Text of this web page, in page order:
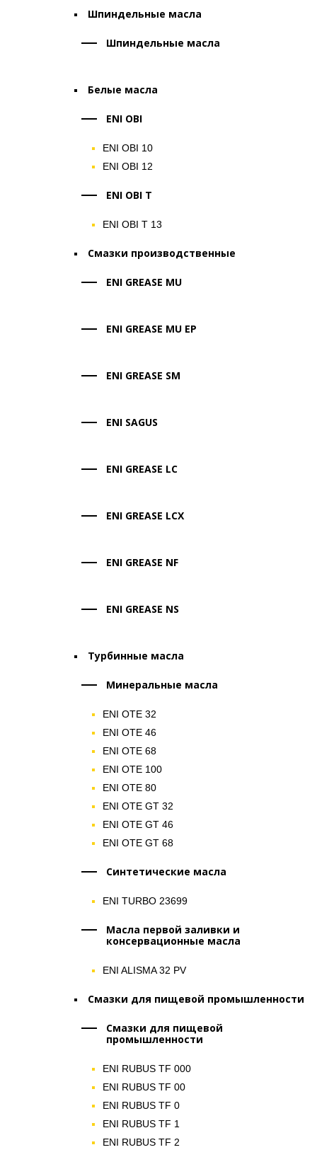
Шпиндельные масла
Шпиндельные масла
Белые масла
ENI OBI
ENI OBI 10
ENI OBI 12
ENI OBI T
ENI OBI T 13
Смазки производственные
ENI GREASE MU
ENI GREASE MU EP
ENI GREASE SM
ENI SAGUS
ENI GREASE LC
ENI GREASE LCX
ENI GREASE NF
ENI GREASE NS
Турбинные масла
Минеральные масла
ENI OTE 32
ENI OTE 46
ENI OTE 68
ENI OTE 100
ENI OTE 80
ENI OTE GT 32
ENI OTE GT 46
ENI OTE GT 68
Синтетические масла
ENI TURBO 23699
Масла первой заливки и
консервационные масла
ENI ALISMA 32 PV
Смазки для пищевой промышленности
Смазки для пищевой
промышленности
ENI RUBUS TF 000
ENI RUBUS TF 00
ENI RUBUS TF 0
ENI RUBUS TF 1
ENI RUBUS TF 2